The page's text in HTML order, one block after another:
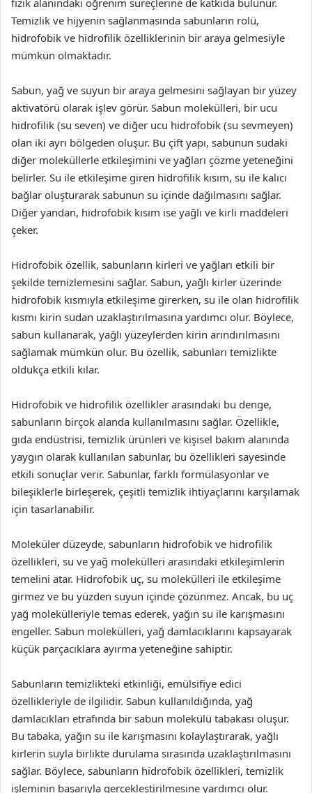
Temizlik ve hijyenin sağlanmasında sabunların rolü,
hidrofobik ve hidrofilik özelliklerinin bir araya gelmesiyle
mümkün olmaktadır.
Sabun, yağ ve suyun bir araya gelmesini sağlayan bir yüzey
aktivatörü olarak işlev görür. Sabun molekülleri, bir ucu
hidrofilik (su seven) ve diğer ucu hidrofobik (su sevmeyen)
olan iki ayrı bölgeden oluşur. Bu çift yapı, sabunun sudaki
diğer moleküllerle etkileşimini ve yağları çözme yeteneğini
belirler. Su ile etkileşime giren hidrofilik kısım, su ile kalıcı
bağlar oluşturarak sabunun su içinde dağılmasını sağlar.
Diğer yandan, hidrofobik kısım ise yağlı ve kirli maddeleri
çeker.
Hidrofobik özellik, sabunların kirleri ve yağları etkili bir
şekilde temizlemesini sağlar. Sabun, yağlı kirler üzerinde
hidrofobik kısmıyla etkileşime girerken, su ile olan hidrofilik
kısmı kirin sudan uzaklaştırılmasına yardımcı olur. Böylece,
sabun kullanarak, yağlı yüzeylerden kirin arındırılmasını
sağlamak mümkün olur. Bu özellik, sabunları temizlikte
oldukça etkili kılar.
Hidrofobik ve hidrofilik özellikler arasındaki bu denge,
sabunların birçok alanda kullanılmasını sağlar. Özellikle,
gıda endüstrisi, temizlik ürünleri ve kişisel bakım alanında
yaygın olarak kullanılan sabunlar, bu özellikleri sayesinde
etkili sonuçlar verir. Sabunlar, farklı formülasyonlar ve
bileşiklerle birleşerek, çeşitli temizlik ihtiyaçlarını karşılamak
için tasarlanabilir.
Moleküler düzeyde, sabunların hidrofobik ve hidrofilik
özellikleri, su ve yağ molekülleri arasındaki etkileşimlerin
temelini atar. Hidrofobik uç, su molekülleri ile etkileşime
girmez ve bu yüzden suyun içinde çözünmez. Ancak, bu uç
yağ molekülleriyle temas ederek, yağın su ile karışmasını
engeller. Sabun molekülleri, yağ damlacıklarını kapsayarak
küçük parçacıklara ayırma yeteneğine sahiptir.
Sabunların temizlikteki etkinliği, emülsifiye edici
özellikleriyle de ilgilidir. Sabun kullanıldığında, yağ
damlacıkları etrafında bir sabun molekülü tabakası oluşur.
Bu tabaka, yağın su ile karışmasını kolaylaştırarak, yağlı
kirlerin suyla birlikte durulama sırasında uzaklaştırılmasını
sağlar. Böylece, sabunların hidrofobik özellikleri, temizlik
işleminin başarıyla gerçekleştirilmesine yardımcı olur.